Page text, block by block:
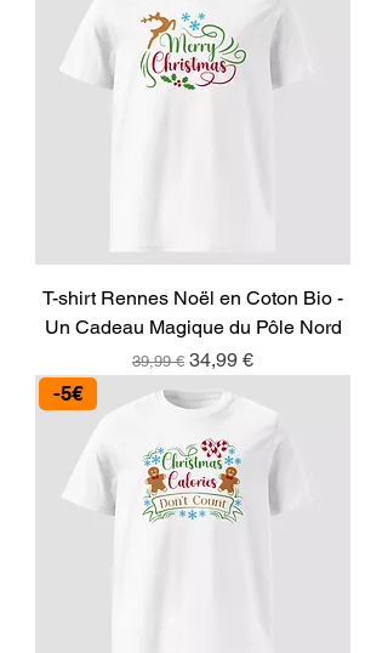
T-shirt Rennes Noël en Coton Bio -
Un Cadeau Magique du Pôle Nord
Prix original
39,99 € Prix promotionnel
34,99 €
-5€